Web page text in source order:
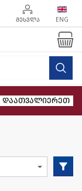
ᲨᲔᲡᲕᲚᲐ ENG
დაათვალიერეთ